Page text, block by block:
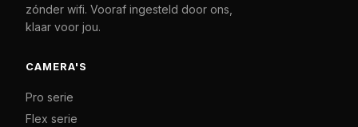
zónder wifi. Vooraf ingesteld door ons,
klaar voor jou.
CAMERA'S
Pro serie
Flex serie